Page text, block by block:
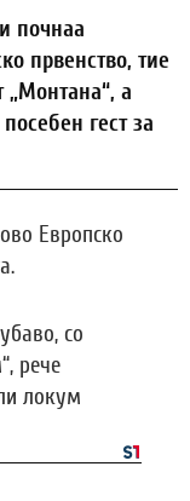
почнаа
првенство, тие
„Монтана“, а
гест за
Европско
со
рече
локум